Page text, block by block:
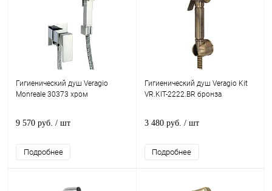
Гигиенический душ Veragio
Monreale 30373 хром
9 570 руб. / шт
Подробнее
Гигиенический душ Veragio Kit
VR.KIT-2222.BR бронза
3 480 руб. / шт
Подробнее